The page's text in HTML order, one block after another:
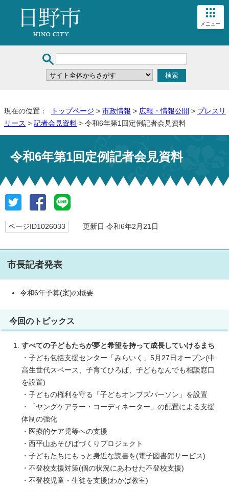
メニュー
現在の位置： トップページ > 市政情報 > 広報・情報公開 > プレスリ
リース > 記者会見資料 > 令和6年第1回定例記者会見資料
令和6年第1回定例記者会見資料
ページID1026033 更新日 令和6年2月21日
市長記者発表
令和6年予算(案)の概要
今回のトピックス
すべての子どもたちが夢と希望を持って成長していけるまち
・子ども包括支援センター「みらいく」5月27日オープン(中
高生世代スペース、子育てひろば、子どもなんでも相談窓口
を設置)
・子どもの権利を守る「子どもオンブズパーソン」を設置
・「ヤングケアラー・コーディネーター」の配置による支援
体制の強化
・医療的ケア児等への支援
・西平山あそびばづくりプロジェクト
・子どもたちにもっと身近な読書を(電子図書館サービス)
・不登校支援対策(個の状況にあわせた不登校支援)
・不登校児童・生徒を支援(わかば教室)